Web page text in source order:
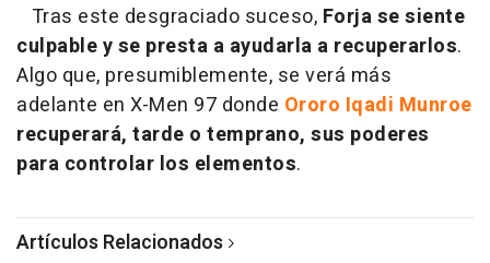
Tras este desgraciado suceso, Forja se siente
culpable y se presta a ayudarla a recuperarlos.
Algo que, presumiblemente, se verá más
adelante en X-Men 97 donde Ororo Iqadi Munroe
recuperará, tarde o temprano, sus poderes
para controlar los elementos.
Artículos Relacionados